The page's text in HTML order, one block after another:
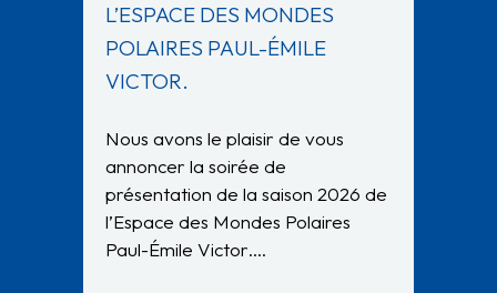
L’ESPACE DES MONDES
POLAIRES PAUL-ÉMILE
VICTOR.
Nous avons le plaisir de vous
annoncer la soirée de
présentation de la saison 2026 de
l’Espace des Mondes Polaires
Paul-Émile Victor….